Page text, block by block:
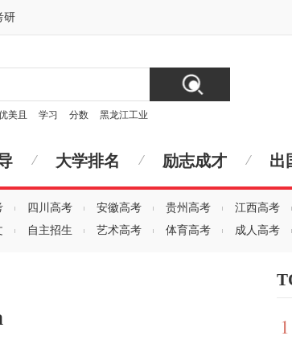
研
美且 学习 分数 黑龙江工业
大学排名 励志成才 出
四川高考 安徽高考 贵州高考 江西高考
自主招生 艺术高考 体育高考 成人高考
1